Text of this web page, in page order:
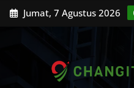
Skip Jumat, 7 Agustus 2026